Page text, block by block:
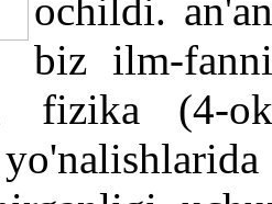
ochildi.
biz ilm-
fizika (4-